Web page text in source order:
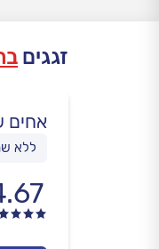
זגגים
אחים
ללא